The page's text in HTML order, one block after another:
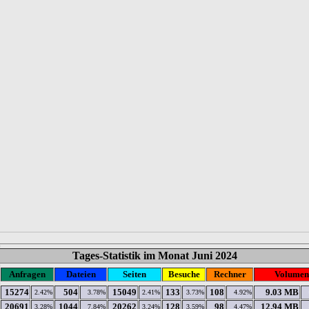
Tages-Statistik im Monat Juni 2024
Anfragen Dateien Seiten Besuche Rechner
Volumen
15274 2.42% 504 3.78% 15049 2.41% 133 3.73% 108 4.92% 9.03 MB
20691 3.28% 1044 7.84% 20262 3.24% 128 3.59% 98 4.47% 12.94 MB